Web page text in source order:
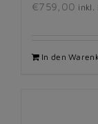
€759,00 inkl.
In den